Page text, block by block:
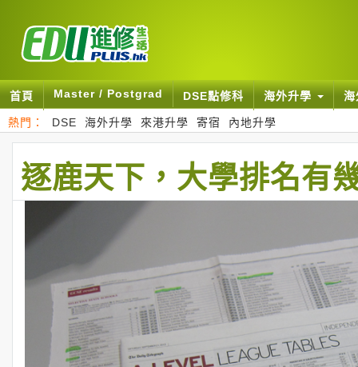
首頁 Master / Postgrad DSE點修科 海外升學
熱門： DSE 海外升學 來港升學 寄宿 內地升學
逐鹿天下，大學排名有